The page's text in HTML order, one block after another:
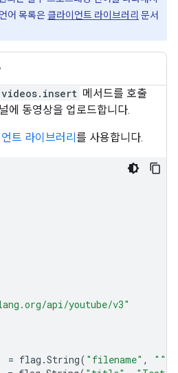
어 목록은클라이언트 라이브러리 문서
videos.insert 메서드를 호출
에 동영상을 업로드합니다.
트 라이브러리 를 사용합니다.
api/youtube/v3"
= flag .String( "filename" , ""